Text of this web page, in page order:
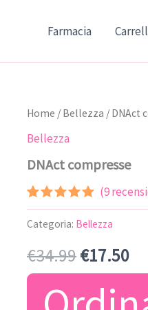
Farmacia
Home / Bellezza / DNAct
Bellezza
DNAct compresse
Valutato
4.75su 5
su base
8
recensioni
(9
Categoria: Bellezza
€34.99Il
prezzo
€17.50Il